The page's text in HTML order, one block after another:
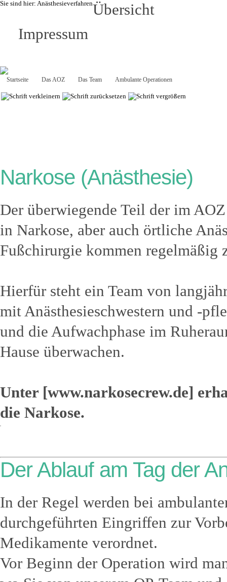
Sie sind hier: AnästhesieverfahrenÜbersicht
Impressum
Startseite Das AOZ Das Team Ambulante Operationen
Narkose (Anästhesie)
Der überwiegende Teil der im
in Narkose, aber auch örtliche
Fußchirurgie kommen regelmäßig
Hierfür steht ein Team von
mit Anästhesieschwestern und -
und die Aufwachphase im
Hause überwachen.
Unter [www.narkosecrew.de]
die Narkose.
Der Ablauf am Tag der
In der Regel werden bei
durchgeführten Eingriffen zur
Medikamente verordnet.
Vor Beginn der Operation wird